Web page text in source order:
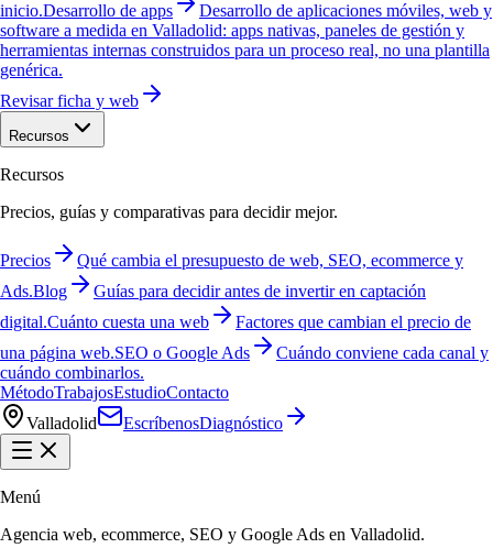
inicio.Desarrollo de apps
Desarrollo de aplicaciones móviles, web y
software a medida en Valladolid: apps nativas, paneles de gestión y
herramientas internas construidos para un proceso real, no una plantilla
genérica.
Revisar ficha y web
Recursos
Recursos
Precios, guías y comparativas para decidir mejor.
Precios
Qué cambia el presupuesto de web, SEO, ecommerce y
Ads.Blog
Guías para decidir antes de invertir en captación
digital.Cuánto cuesta una web
Factores que cambian el precio de
una página web.SEO o Google Ads
Cuándo conviene cada canal y
cuándo combinarlos.
MétodoTrabajosEstudioContacto
Valladolid
EscríbenosDiagnóstico
Menú
Agencia web, ecommerce, SEO y Google Ads en Valladolid.